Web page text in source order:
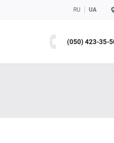
RU UA
(050) 423-35-